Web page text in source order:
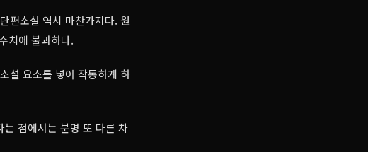
편소설 역시 마찬가지다. 원
치에 불과하다.
설 요소를 넣어 작동하게 하
점에서는 분명 또 다른 차